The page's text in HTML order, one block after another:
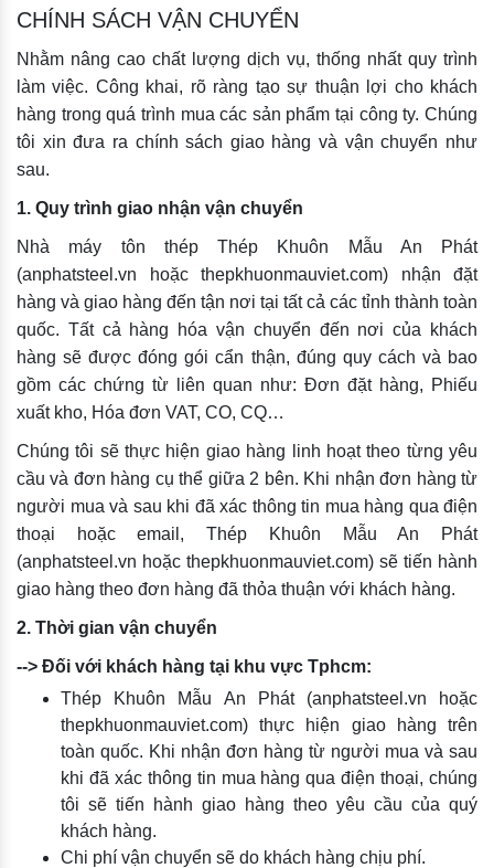
CHÍNH SÁCH VẬN CHUYỂN
Nhằm nâng cao chất lượng dịch vụ, thống nhất quy trình
làm việc. Công khai, rõ ràng tạo sự thuận lợi cho khách
hàng trong quá trình mua các sản phẩm tại công ty. Chúng
tôi xin đưa ra chính sách giao hàng và vận chuyển như
sau.
1. Quy trình giao nhận vận chuyển
Nhà máy tôn thép Thép Khuôn Mẫu An Phát
(anphatsteel.vn hoặc thepkhuonmauviet.com) nhận đặt
hàng và giao hàng đến tận nơi tại tất cả các tỉnh thành toàn
quốc. Tất cả hàng hóa vận chuyển đến nơi của khách
hàng sẽ được đóng gói cẩn thận, đúng quy cách và bao
gồm các chứng từ liên quan như: Đơn đặt hàng, Phiếu
xuất kho, Hóa đơn VAT, CO, CQ…
Chúng tôi sẽ thực hiện giao hàng linh hoạt theo từng yêu
cầu và đơn hàng cụ thể giữa 2 bên. Khi nhận đơn hàng từ
người mua và sau khi đã xác thông tin mua hàng qua điện
thoại hoặc email, Thép Khuôn Mẫu An Phát
(anphatsteel.vn hoặc thepkhuonmauviet.com) sẽ tiến hành
giao hàng theo đơn hàng đã thỏa thuận với khách hàng.
2. Thời gian vận chuyển
--> Đối với khách hàng tại khu vực Tphcm:
Thép Khuôn Mẫu An Phát (anphatsteel.vn hoặc
thepkhuonmauviet.com) thực hiện giao hàng trên
toàn quốc. Khi nhận đơn hàng từ người mua và sau
khi đã xác thông tin mua hàng qua điện thoại, chúng
tôi sẽ tiến hành giao hàng theo yêu cầu của quý
khách hàng.
Chi phí vận chuyển sẽ do khách hàng chịu phí.